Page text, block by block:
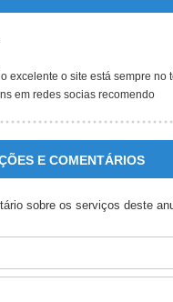
excelente o site está sempre no
em redes socias recomendo
E COMENTÁRIOS
sobre os serviços deste